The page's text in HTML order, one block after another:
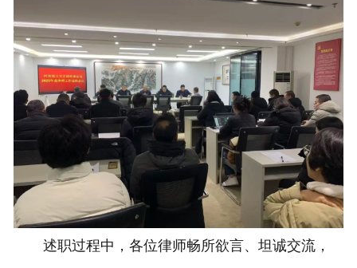
述职过程中，各位律师畅所欲言、坦诚交流，